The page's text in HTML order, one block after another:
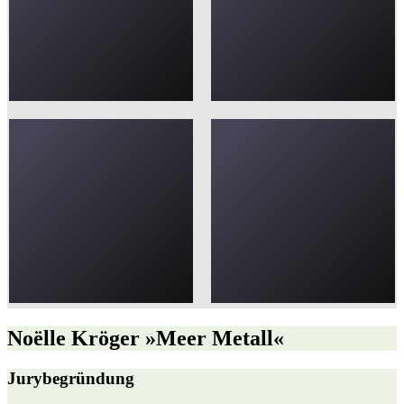
Noëlle Kröger »Meer Metall«
Jurybegründung